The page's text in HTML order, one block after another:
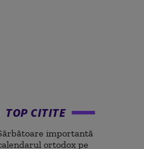
TOP CITITE